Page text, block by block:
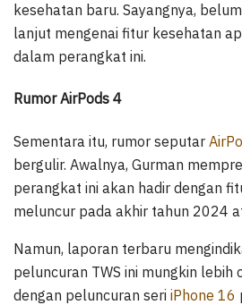
kesehatan baru. Sayangnya,
lanjut mengenai fitur kesehatan
dalam perangkat ini.
Rumor AirPods 4
Sementara itu, rumor seputar
bergulir. Awalnya, Gurman
perangkat ini akan hadir dengan
meluncur pada akhir tahun 2024
Namun, laporan terbaru
peluncuran TWS ini mungkin
dengan peluncuran seri iPhone 16